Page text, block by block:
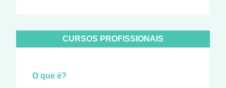
CURSOS PROFISSIONAIS
O que é?